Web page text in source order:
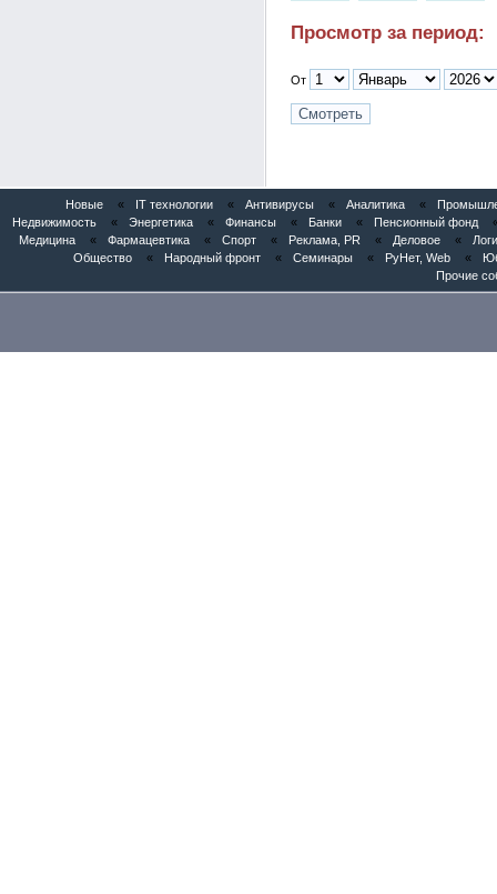
Просмотр за период:
От
Новые « IT технологии « Антивирусы « Аналитика «
Недвижимость
« Энергетика « Финансы « Банки « Пенсионный фонд
Медицина
« Фармацевтика « Спорт « Реклама, PR « Деловое «
Общество
« Народный фронт « Семинары « РуНет, Web «
Прочие